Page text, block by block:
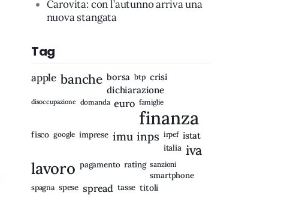
Carovita: con l’autunno arriva una
nuova stangata
Tag
apple banche borsa btp crisi
dichiarazione
disoccupazione domanda euro famiglie
finanza
fisco google imprese imu inps irpef istat
italia iva
lavoro pagamento rating sanzioni
smartphone
spagna spese spread tasse titoli